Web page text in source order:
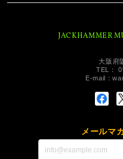
JACKHAMMER
大阪府
TEL：
E-mail：
メールマ